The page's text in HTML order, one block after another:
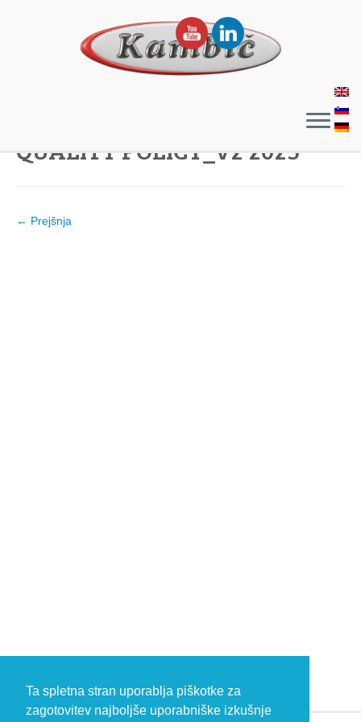
Ta spletna stran uporablja piškotke za
zagotovitev najboljše uporabniške izkušnje
QUALITY POLICY_v2 2023
← Prejšnja